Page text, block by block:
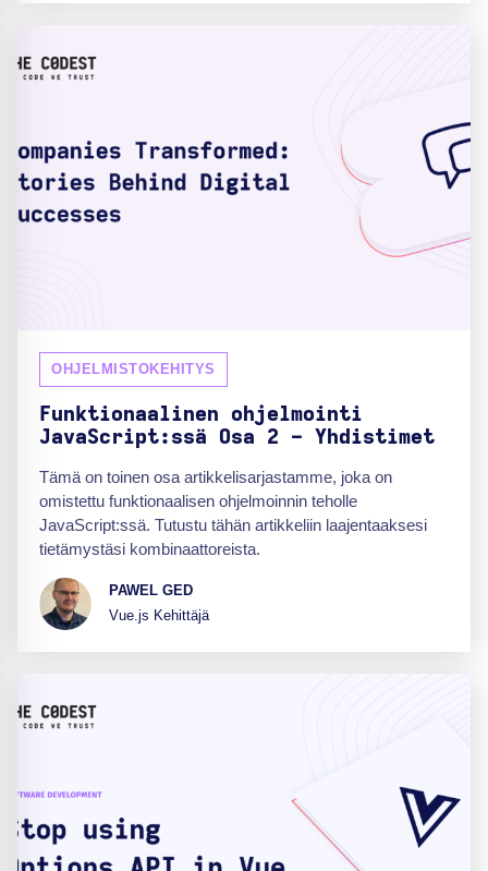
OHJELMISTOKEHITYS
Funktionaalinen ohjelmointi
JavaScript:ssä Osa 2 - Yhdistimet
Tämä on toinen osa artikkelisarjastamme, joka on
omistettu funktionaalisen ohjelmoinnin teholle
JavaScript:ssä. Tutustu tähän artikkeliin laajentaaksesi
tietämystäsi kombinaattoreista.
PAWEL GED
Vue.js Kehittäjä